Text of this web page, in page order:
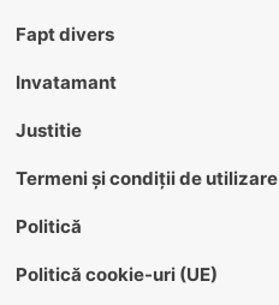
Fapt divers
Invatamant
Justitie
Termeni și condiții de utilizare
Politică
Politică cookie-uri (UE)